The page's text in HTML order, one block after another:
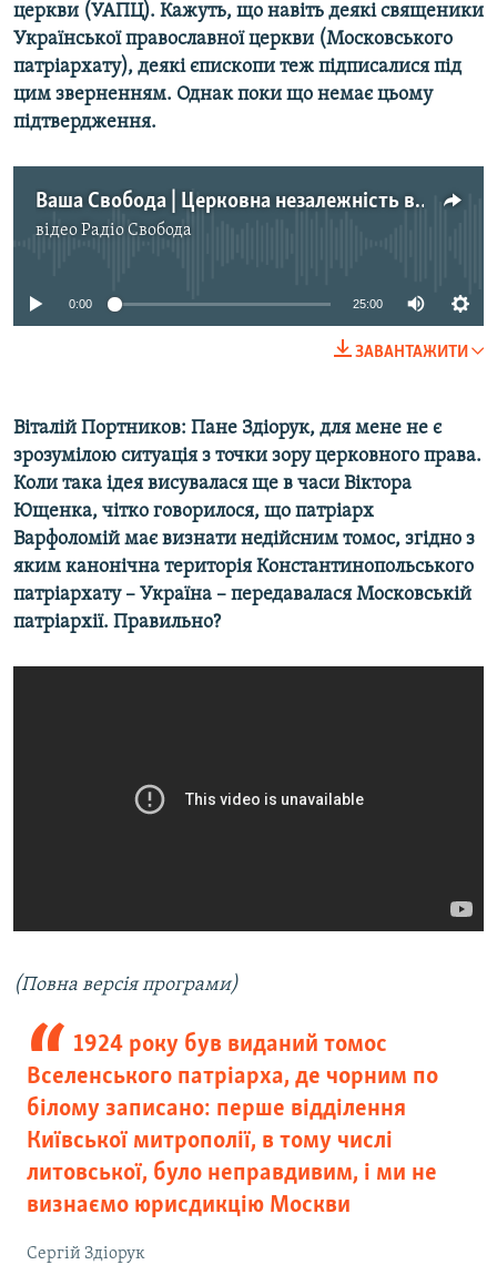
церкви (УАПЦ). Кажуть, що навіть деякі священики
Української православної церкви (Московського
патріархату), деякі єпископи теж підписалися під
цим зверненням. Однак поки що немає цьому
підтвердження.
Ваша Свобода | Церковна незалежність від Москви
відеоРадіо Свобода
No media source currently available
0:00 25:00
ЗАВАНТАЖИТИ
Віталій Портников: Пане Здіорук, для мене не є
зрозумілою ситуація з точки зору церковного права.
Коли така ідея висувалася ще в часи Віктора
Ющенка, чітко говорилося, що патріарх
Варфоломій має визнати недійсним томос, згідно з
яким канонічна територія Константинопольського
патріархату – Україна – передавалася Московській
патріархії. Правильно?
(Повна версія програми)
1924 року був виданий томос
Вселенського патріарха, де чорним по
білому записано: перше відділення
Київської митрополії, в тому числі
литовської, було неправдивим, і ми не
визнаємо юрисдикцію Москви
Сергій Здіорук